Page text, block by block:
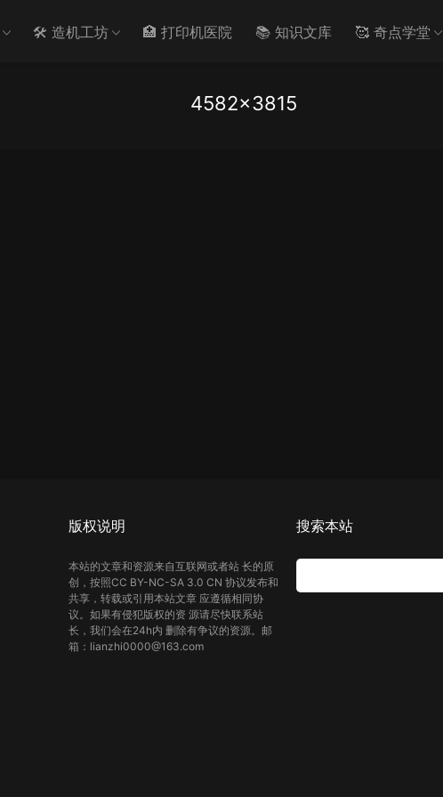
🛠️ 造机工坊 🏥 打印机医院 📚 知识文库 🥰 奇点学堂
4582×3815
版权说明
本站的文章和资源来自互联网或者站 长的原
创，按照CC BY-NC-SA 3.0 CN 协议发布和
共享，转载或引用本站文章 应遵循相同协
议。如果有侵犯版权的资 源请尽快联系站
长，我们会在24h内 删除有争议的资源。邮
箱：lianzhi0000@163.com
搜索本站